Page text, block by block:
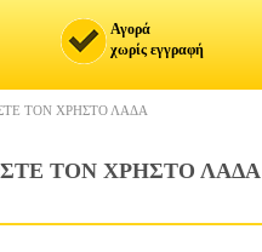
Αγορά
χωρίς εγγραφή
ΤΟΝ ΧΡΗΣΤΟ ΛΑΔΑ
ΤΟΝ ΧΡΗΣΤΟ ΛΑΔΑ